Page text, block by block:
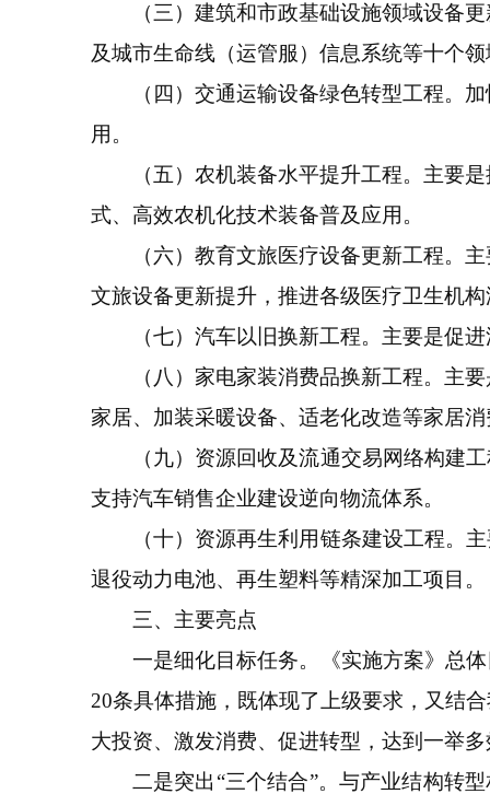
（三）建筑和市政基础设施领域设备更
及城市生命线（运管服）信息系统等十个
（四）交通运输设备绿色转型工程。加
用。
（五）农机装备水平提升工程。主要是
式、高效农机化技术装备普及应用。
（六）教育文旅医疗设备更新工程。主
文旅设备更新提升，推进各级医疗卫生机
（七）汽车以旧换新工程。主要是促进
（八）家电家装消费品换新工程。主要
家居、加装采暖设备、适老化改造等家居消
（九）资源回收及流通交易网络构建工
支持汽车销售企业建设逆向物流体系。
（十）资源再生利用链条建设工程。主
退役动力电池、再生塑料等精深加工项目。
三、主要亮点
一是细化目标任务。《实施方案》总体
20条具体措施，既体现了上级要求，又结
大投资、激发消费、促进转型，达到一举
二是突出“三个结合”。与产业结构转型